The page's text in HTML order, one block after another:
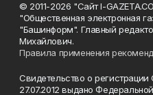
© 2011-2026 "Сайт I-
"Общественная электронная
"Башинформ". Главный
Михайлович.
Правила применения
Свидетельство о
27.07.2012 выдано